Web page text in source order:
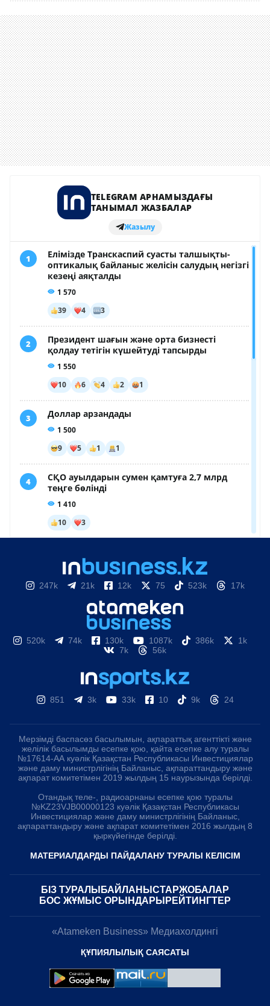
247k 21k 12k 75 523k 17k
520k 74k 130k 1087k 386k
1k
7k
56k
851 3k 33k 10 9k 24
Мерзімді баспасөз басылымын, ақпараттық агенттікті және
желілік басылымды есепке қою, қайта есепке алу туралы
№17614-АА куәлік Қазақстан Республикасы Инвестициялар
және даму министрлігінің Байланыс, ақпараттандыру және
ақпарат комитетімен 2019 жылдың 15 наурызында берілді.
Отандық теле-, радиоарнаны есепке қою туралы
№KZ23VJB00000123 куәлік Қазақстан Республикасы
Инвестициялар және даму министрлігінің Байланыс,
ақпараттандыру және ақпарат комитетімен 2016 жылдың 8
қыркүйегінде берілді.
МАТЕРИАЛДАРДЫ ПАЙДАЛАНУ ТУРАЛЫ КЕЛІСІМ
БІЗ ТУРАЛЫ БАЙЛАНЫСТАРЖОБАЛАР
БОС ЖҰМЫС ОРЫНДАРЫ РЕЙТИНГТЕР
«Atameken Business» Медиахолдингі
ҚҰПИЯЛЫЛЫҚ САЯСАТЫ